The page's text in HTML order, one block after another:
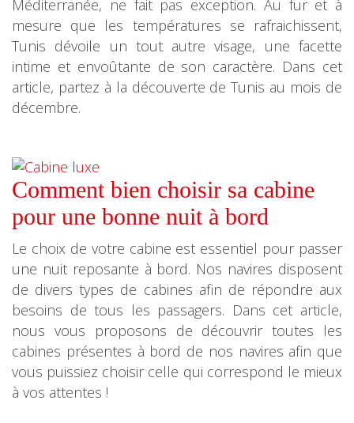
Méditerranée, ne fait pas exception. Au fur et à
mesure que les températures se rafraichissent,
Tunis dévoile un tout autre visage, une facette
intime et envoûtante de son caractère. Dans cet
article, partez à la découverte de Tunis au mois de
décembre.
Comment bien choisir sa cabine
pour une bonne nuit à bord
Le choix de votre cabine est essentiel pour passer
une nuit reposante à bord. Nos navires disposent
de divers types de cabines afin de répondre aux
besoins de tous les passagers. Dans cet article,
nous vous proposons de découvrir toutes les
cabines présentes à bord de nos navires afin que
vous puissiez choisir celle qui correspond le mieux
à vos attentes !